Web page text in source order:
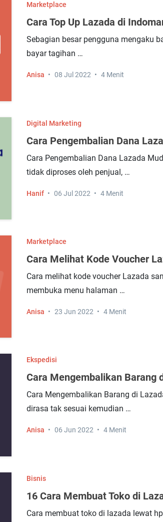
Marketplace
Cara Top Up Lazada di
Sebagian besar pengguna mengaku
bayar tagihan …
Anisa 08 Jul 2022 4 Menit
Digital Marketing
Cara Pengembalian Dana
Cara Pengembalian Dana Lazada
tidak diproses oleh penjual, …
Hanif 06 Jul 2022 4 Menit
Marketplace
Cara Melihat Kode Voucher
Cara melihat kode voucher Lazada
membuka menu halaman …
Anisa 23 Jun 2022 4 Menit
Ekspedisi
Cara Mengembalikan Barang
Cara Mengembalikan Barang di
dirasa tak sesuai kemudian …
Anisa 06 Jun 2022 4 Menit
Bisnis
16 Cara Membuat Toko di
Cara membuat toko di lazada lewat